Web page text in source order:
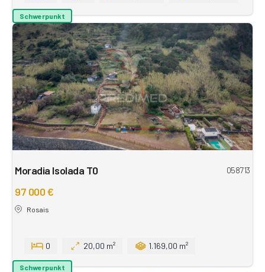
Schwerpunkt
Moradia Isolada T0 058713
97 000 €
Rosais
0 20,00 m² 1.169,00 m²
Schwerpunkt